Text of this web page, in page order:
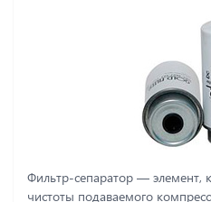
Фильтр-сепаратор ― элемент,
чистоты подаваемого